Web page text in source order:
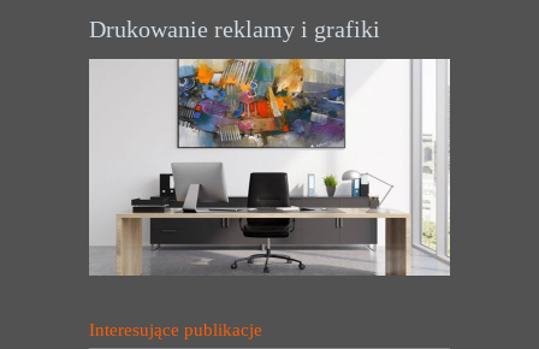
Drukowanie reklamy i grafiki
Interesujące publikacje